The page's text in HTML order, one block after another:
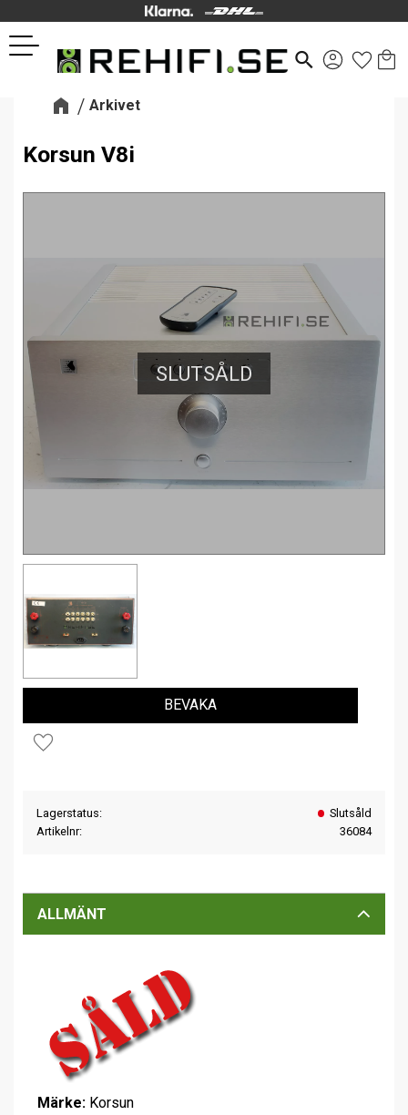
Meny
search
Arkivet
Korsun V8i
SLUTSÅLD
Lägg till i favoriter
BEVAKA
Lagerstatus
Slutsåld
Artikelnr
36084
ALLMÄNT
Märke: Korsun